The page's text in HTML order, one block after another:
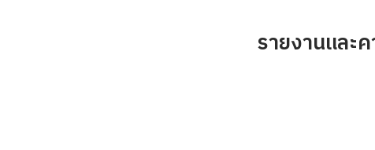
รายงานและ